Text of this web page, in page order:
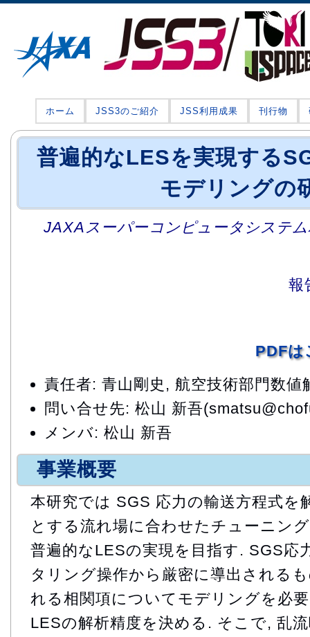
ホーム JSS3のご紹介 JSS利用成果 刊行物
普遍的なLESを実現する
モデリングの
JAXAスーパーコンピュータシステ
報
PDFは
責任者: 青山剛史, 航空技術部門数
問い合せ先: 松山 新吾
メンバ: 松山 新吾
事業概要
本研究では SGS 応力の輸送方程式を
とする流れ場に合わせたチューニン
普遍的なLESの実現を目指す. SGS応
タリング操作から厳密に導出される
れる相関項についてモデリングを必
LESの解析精度を決める. そこで, 乱